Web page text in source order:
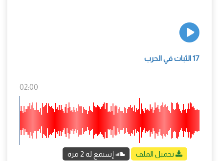
17 الثبات في الحرب
02:00
تحميل الملف إستمع له 2 مرة